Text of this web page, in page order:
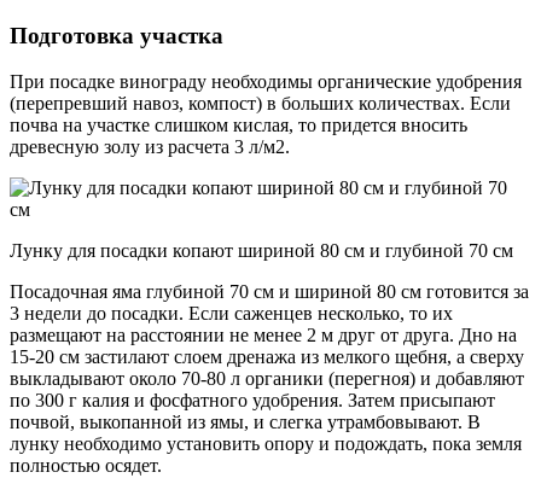
Подготовка участка
При посадке винограду необходимы органические удобрения
(перепревший навоз, компост) в больших количествах. Если
почва на участке слишком кислая, то придется вносить
древесную золу из расчета 3 л/м2.
Лунку для посадки копают шириной 80 см и глубиной 70 см
Посадочная яма глубиной 70 см и шириной 80 см готовится за
3 недели до посадки. Если саженцев несколько, то их
размещают на расстоянии не менее 2 м друг от друга. Дно на
15-20 см застилают слоем дренажа из мелкого щебня, а сверху
выкладывают около 70-80 л органики (перегноя) и добавляют
по 300 г калия и фосфатного удобрения. Затем присыпают
почвой, выкопанной из ямы, и слегка утрамбовывают. В
лунку необходимо установить опору и подождать, пока земля
полностью осядет.